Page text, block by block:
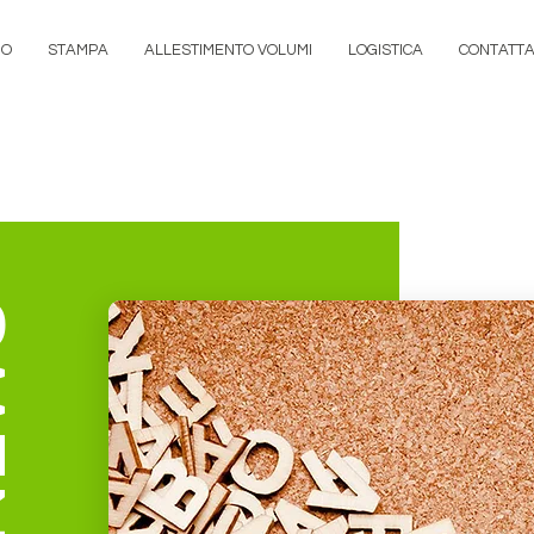
STAMPA ALLESTIMENTO VOLUMI LOGISTICA